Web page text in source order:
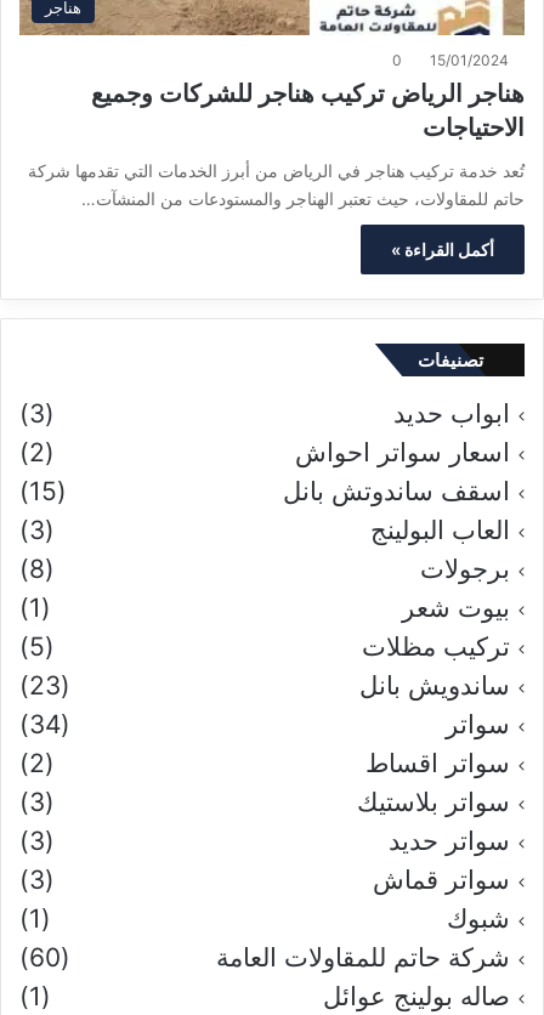
هناجر
15/01/2024
0
هناجر الرياض تركيب هناجر للشركات وجميع
الاحتياجات
تُعد خدمة تركيب هناجر في الرياض من أبرز الخدمات التي تقدمها شركة
حاتم للمقاولات، حيث تعتبر الهناجر والمستودعات من المنشآت…
أكمل القراءة »
تصنيفات
ابواب حديد
(3)
اسعار سواتر احواش
(2)
اسقف ساندوتش بانل
(15)
العاب البولينج
(3)
برجولات
(8)
بيوت شعر
(1)
تركيب مظلات
(5)
ساندويش بانل
(23)
سواتر
(34)
سواتر اقساط
(2)
سواتر بلاستيك
(3)
سواتر حديد
(3)
سواتر قماش
(3)
شبوك
(1)
شركة حاتم للمقاولات العامة
(60)
صاله بولينج عوائل
(1)